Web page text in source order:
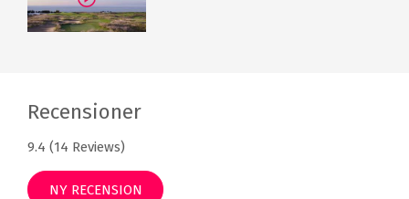
Recensioner
9.4 (14 Reviews)
NY RECENSION